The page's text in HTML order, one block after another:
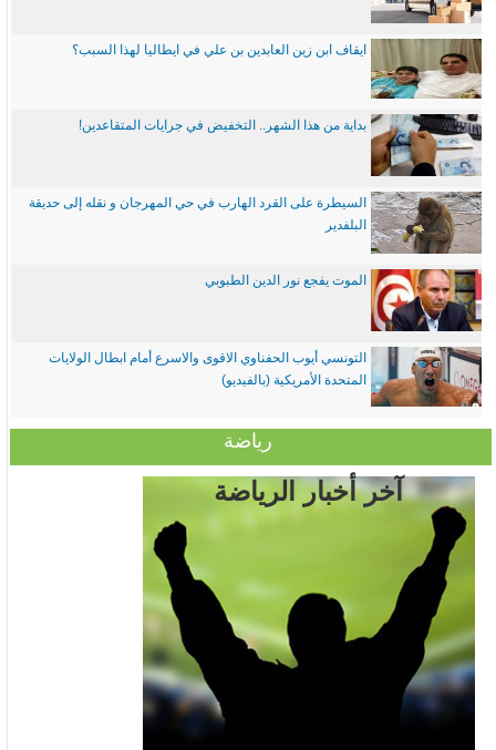
ايقاف ابن زين العابدين بن علي في ايطاليا لهذا السبب؟
بداية من هذا الشهر.. التخفيض في جرايات المتقاعدين!
السيطرة على القرد الهارب في حي المهرجان و نقله إلى حديقة
البلفدير
الموت يفجع نور الدين الطبوبي
التونسي أيوب الحفناوي الاقوى والاسرع أمام ابطال الولايات
المتحدة الأمريكية (بالفيديو)
رياضة
آخر أخبار الرياضة